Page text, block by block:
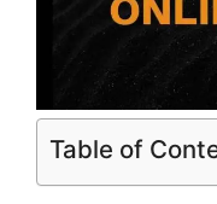
Table of